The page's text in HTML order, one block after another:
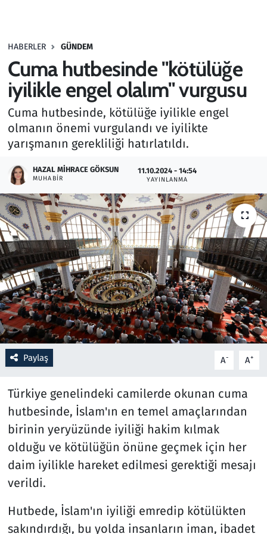
HABERLER GÜNDEM
Cuma hutbesinde "kötülüğe
iyilikle engel olalım" vurgusu
Cuma hutbesinde, kötülüğe iyilikle engel
olmanın önemi vurgulandı ve iyilikte
yarışmanın gerekliliği hatırlatıldı.
HAZAL MIHRACE GÖKSUN
MUHABIR
11.10.2024 - 14:54
YAYINLANMA
Paylaş A- A+
Türkiye genelindeki camilerde okunan cuma
hutbesinde, İslam'ın en temel amaçlarından
birinin yeryüzünde iyiliği hakim kılmak
olduğu ve kötülüğün önüne geçmek için her
daim iyilikle hareket edilmesi gerektiği mesajı
verildi.
Hutbede, İslam'ın iyiliği emredip kötülükten
sakındırdığı, bu yolda insanların iman, ibadet
Haber
Kültür Sanat
Kurumsal Haberler
Lezzet Durağı
Memur ve Kamu
Otomobil
Oyun
Ramazan
Resmi İlanlar
Rüya Tabirleri
Sağlık
Savunma Sanayi
Seçim 2023
Spor
Teknoloji ve Bilim
Televizyon